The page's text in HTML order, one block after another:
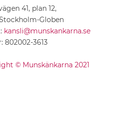
41, plan 12,
Stockholm-Globen
kansli@munskankarna.se
802002-3613
© Munskänkarna 2021